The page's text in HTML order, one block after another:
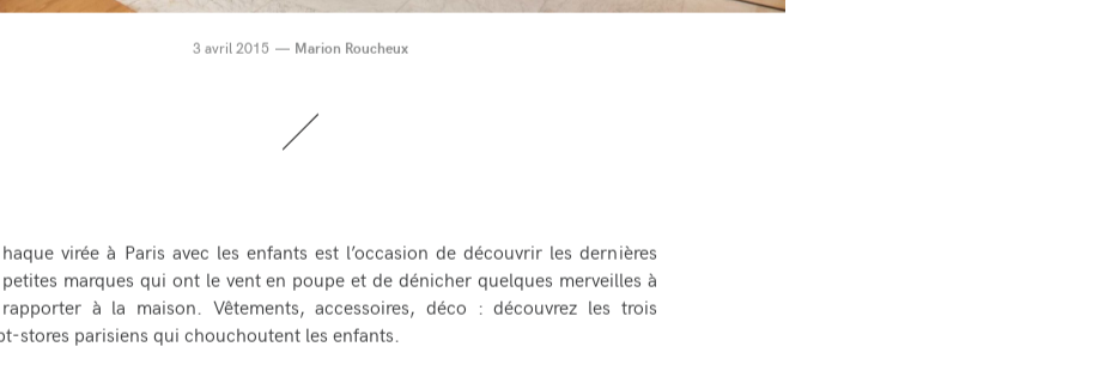
3 avril 2015 Marion Roucheux
haque virée à Paris avec les enfants est l’occasion de découvrir les dernières
petites marques qui ont le vent en poupe et de dénicher quelques merveilles à
rapporter à la maison. Vêtements, accessoires, déco : découvrez les trois
stores parisiens qui chouchoutent les enfants.